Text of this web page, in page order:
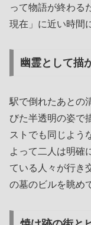
って物語が終わる
現在」に近い時間
幽霊として描
駅で倒れたあとの
びた半透明の姿で
ストでも同じよう
よって二人は明確
ている人々が行き
の墓のビルを眺め